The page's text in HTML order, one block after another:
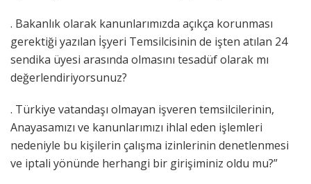
. Bakanlık olarak kanunlarımızda açıkça korunması
gerektiği yazılan İşyeri Temsilcisinin de işten atılan 24
sendika üyesi arasında olmasını tesadüf olarak mı
değerlendiriyorsunuz?
. Türkiye vatandaşı olmayan işveren temsilcilerinin,
Anayasamızı ve kanunlarımızı ihlal eden işlemleri
nedeniyle bu kişilerin çalışma izinlerinin denetlenmesi
ve iptali yönünde herhangi bir girişiminiz oldu mu?”